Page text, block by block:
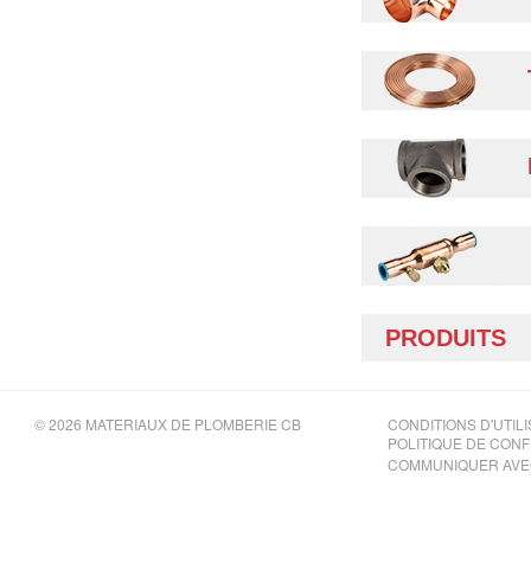
PRODUITS
© 2026 MATERIAUX DE PLOMBERIE CB
CONDITIONS
POLITIQUE DE
COMMUNIQUER